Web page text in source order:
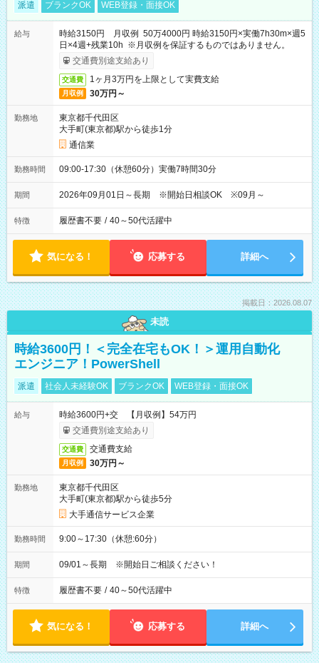
派遣 ブランクOK WEB登録・面接OK
給与
時給3150円 月収例 50万4000円 時給3150円×実働7h30m×週5
日×4週+残業10h ※月収例を保証するものではありません。
交通費別途支給あり
交通費 1ヶ月3万円を上限として実費支給
月収例 30万円～
勤務地
東京都千代田区
大手町(東京都)駅から徒歩1分
通信業
勤務時間 09:00-17:30（休憩60分）実働7時間30分
期間 2026年09月01日～長期 ※開始日相談OK ※09月～
特徴 履歴書不要 / 40～50代活躍中
気になる！ 応募する 詳細へ
掲載日：2026.08.07
未読
時給3600円！＜完全在宅もOK！＞運用自動化
エンジニア！PowerShell
派遣 社会人未経験OK ブランクOK WEB登録・面接OK
給与
時給3600円+交 【月収例】54万円
交通費別途支給あり
交通費 交通費支給
月収例 30万円～
勤務地
東京都千代田区
大手町(東京都)駅から徒歩5分
大手通信サービス企業
勤務時間 9:00～17:30（休憩:60分）
期間 09/01～長期 ※開始日ご相談ください！
特徴 履歴書不要 / 40～50代活躍中
気になる！ 応募する 詳細へ